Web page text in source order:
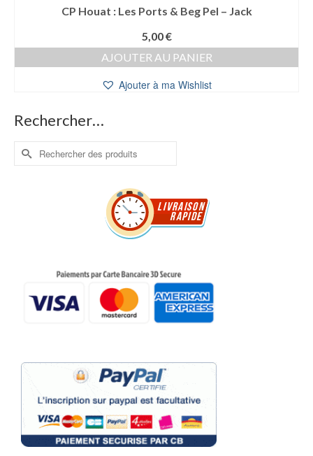
CP Houat : Les Ports & Beg Pel – Jack
5,00€
AJOUTER AU PANIER
Ajouter à ma Wishlist
Rechercher…
Rechercher :